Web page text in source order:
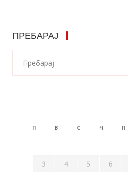
ПРЕБАРАЈ
П В С Ч П
3
4 5 6